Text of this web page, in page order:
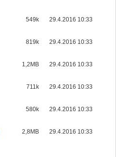
549k 29.4.2016 10:33
819k 29.4.2016 10:33
1,2MB 29.4.2016 10:33
711k 29.4.2016 10:33
580k 29.4.2016 10:33
2,8MB 29.4.2016 10:33